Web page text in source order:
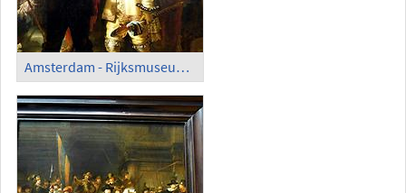
Amsterdam - Rijksmuseum; 'The Night Watch', Detail